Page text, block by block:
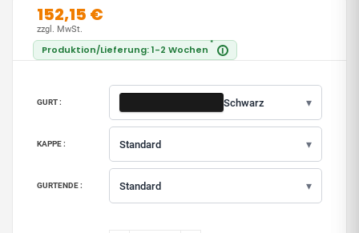
152,15 €
Produktion/Lieferung: 1-2 Wochen *
i
zzgl. MwSt.
GURT : Schwarz ▾
KAPPE : Standard ▾
GURTENDE : Standard ▾